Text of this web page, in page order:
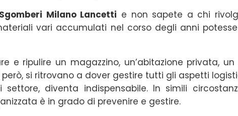
Sgomberi Milano Lancetti e non sapete a chi
vari accumulati nel corso degli anni
e ripulire un magazzino, un’abitazione privata,
si ritrovano a dover gestire tutti gli aspetti
diventa indispensabile. In simili
è in grado di prevenire e gestire.